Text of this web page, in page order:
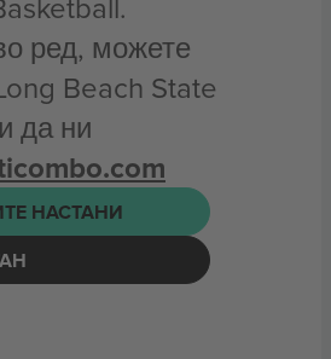
ред, можете
Beach State
да ни
НАСТАНИ